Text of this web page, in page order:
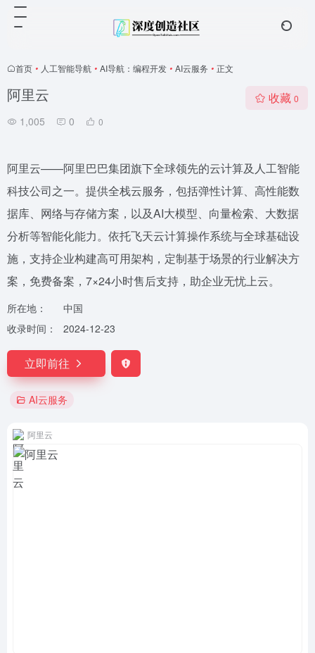
首页 • 人工智能导航 • AI导航：编程开发 • AI云服务 • 正文
阿里云
1,005 0 0
收藏 0
阿里云——阿里巴巴集团旗下全球领先的云计算及人工智能
科技公司之一。提供全栈云服务，包括弹性计算、高性能数
据库、网络与存储方案，以及AI大模型、向量检索、大数据
分析等智能化能力。依托飞天云计算操作系统与全球基础设
施，支持企业构建高可用架构，定制基于场景的行业解决方
案，免费备案，7×24小时售后支持，助企业无忧上云。
所在地：
中国
收录时间：
2024-12-23
立即前往
AI云服务
阿里云